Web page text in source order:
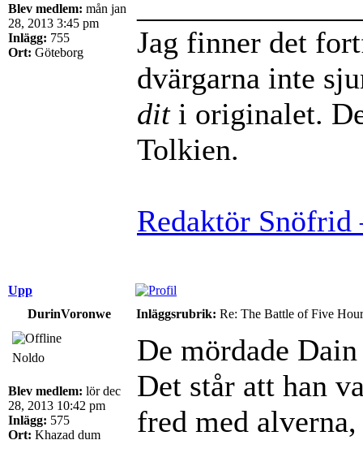
Blev medlem: mån jan
28, 2013 3:45 pm
Inlägg: 755
Ort: Göteborg
Jag finner det
dvärgarna inte
diti originalet.
Tolkien.
Redaktör
Upp
DurinVoronwe
Inläggsrubrik: Re: The Battle of Five
Noldo
Blev medlem: lör dec
28, 2013 10:42 pm
Inlägg: 575
Ort: Khazad dum
De mördade
Det står att han
fred med